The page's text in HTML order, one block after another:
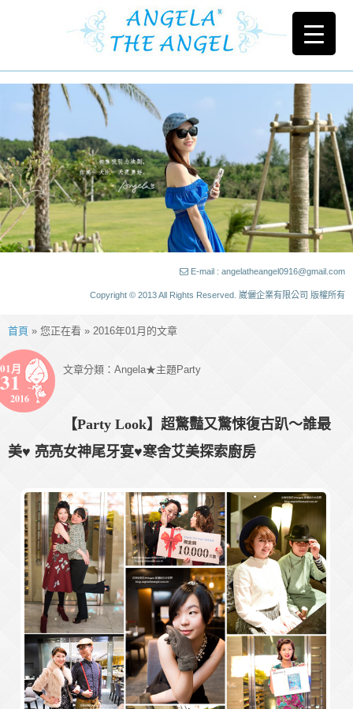
E-mail : angelatheangel0916@gmail.com
Copyright © 2013 All Rights Reserved. 崴儷企業有限公司 版權所有
首頁 » 您正在看 » 2016年01月的文章
01月
31
2016
文章分類： Angela★主題Party
【Party Look】超驚豔又驚悚復古趴～誰最
美♥ 亮亮女神尾牙宴♥寒舍艾美探索廚房